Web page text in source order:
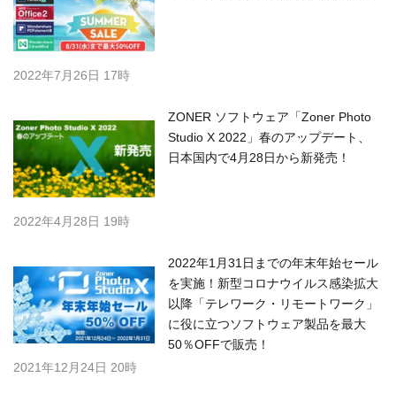
2022年7月26日 17時
ZONER ソフトウェア「Zoner Photo
Studio X 2022」春のアップデート、
日本国内で4月28日から新発売！
2022年4月28日 19時
2022年1月31日までの年末年始セール
を実施！新型コロナウイルス感染拡大
以降「テレワーク・リモートワーク」
に役に立つソフトウェア製品を最大
50％OFFで販売！
2021年12月24日 20時